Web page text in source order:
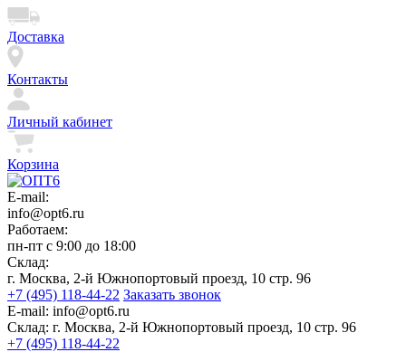
Доставка
Контакты
Личный кабинет
Корзина
E-mail:
info@opt6.ru
Работаем:
пн-пт с 9:00 до 18:00
Склад:
г. Москва, 2-й Южнопортовый проезд, 10 стр. 96
+7 (495) 118-44-22 Заказать звонок
E-mail: info@opt6.ru
Склад: г. Москва, 2-й Южнопортовый проезд, 10 стр. 96
+7 (495) 118-44-22